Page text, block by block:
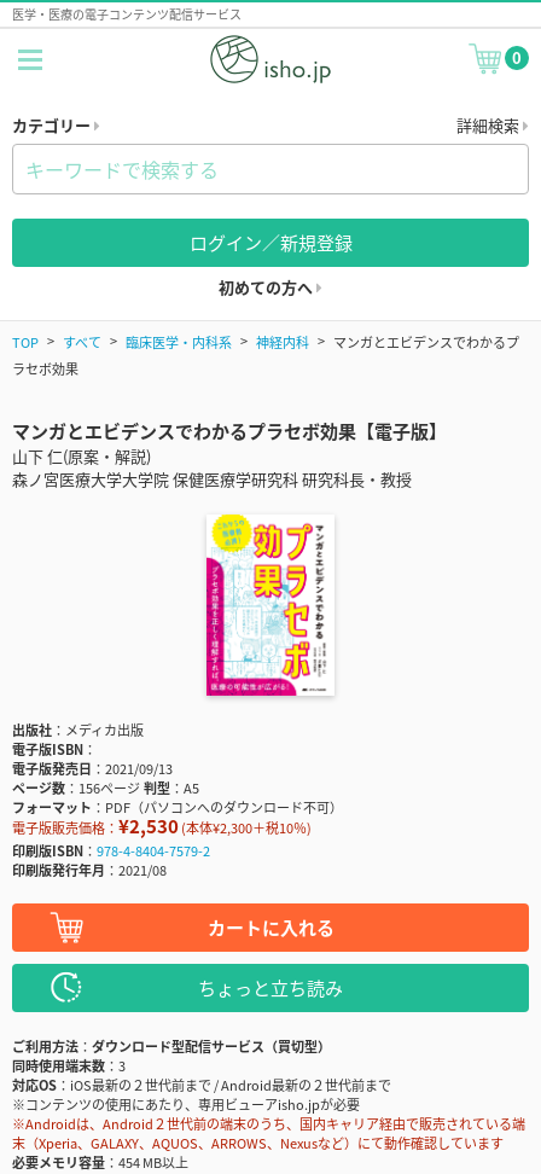
医学・医療の電子コンテンツ配信サービス
0
カテゴリー 詳細検索
ログイン／新規登録
初めての方へ
TOP すべて 臨床医学・内科系 神経内科
マンガとエビデンスでわかるプ
ラセボ効果
マンガとエビデンスでわかるプラセボ効果【電子版】
山下 仁(原案・解説)
森ノ宮医療大学大学院 保健医療学研究科 研究科長・教授
出版社
メディカ出版
電子版ISBN
電子版発売日
2021/09/13
ページ数
156ページ判型
A5
フォーマット
PDF（パソコンへのダウンロード不可）
電子版販売価格： ¥2,530(本体¥2,300＋税10％)
印刷版ISBN
978-4-8404-7579-2
印刷版発行年月
2021/08
カートに入れる
ちょっと立ち読み
ご利用方法
ダウンロード型配信サービス（買切型）
同時使用端末数
3
対応OS
iOS最新の２世代前まで / Android最新の２世代前まで
※コンテンツの使用にあたり、専用ビューアisho.jpが必要
※Androidは、Android２世代前の端末のうち、国内キャリア経由で販売されている端
末（Xperia、GALAXY、AQUOS、ARROWS、Nexusなど）にて動作確認しています
必要メモリ容量
454 MB以上